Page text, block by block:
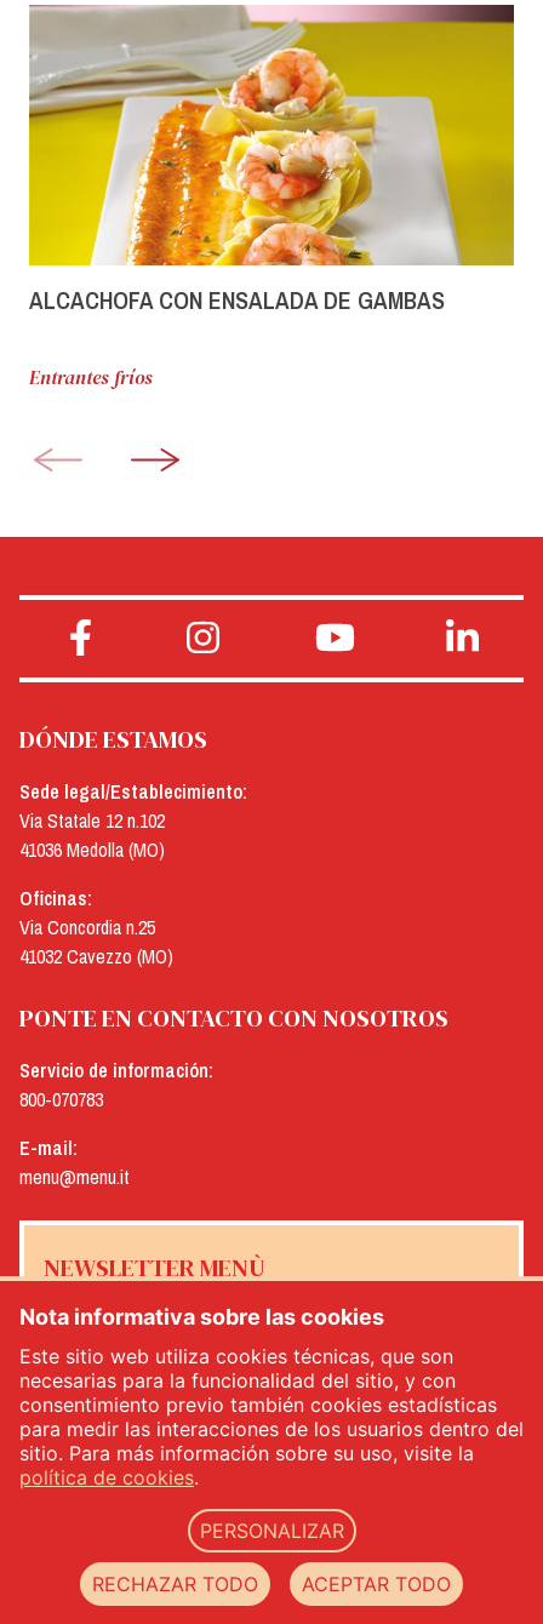
ALCACHOFA CON ENSALADA DE GAMBAS
Entrantes fríos
DÓNDE ESTAMOS
Sede legal/Establecimiento:
Via Statale 12 n.102
41036 Medolla (MO)
Oficinas:
Via Concordia n.25
41032 Cavezzo (MO)
PONTE EN CONTACTO CON NOSOTROS
Servicio de información:
800-070783
E-mail:
menu@menu.it
NEWSLETTER MENÙ
Sí, me gustaría recibir el boletín de noticias de Menù*
INSCRÍBETE
Menù srl - Dal 1932 Produttori Specialità Alimentari - n.° IVA: IT00333120368 - R.E.A.
00333120368 - Capital social 1.000.000,00 - privacy-cookie policy- web agency Datacode
Nota informativa sobre las cookies
Este sitio web utiliza cookies técnicas, que son
necesarias para la funcionalidad del sitio, y con
consentimiento previo también cookies estadísticas
para medir las interacciones de los usuarios dentro del
sitio. Para más información sobre su uso, visite la
política de cookies.
PERSONALIZAR
RECHAZAR TODO ACEPTAR TODO